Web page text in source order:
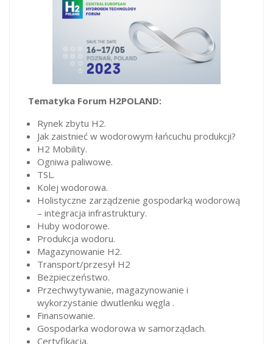
Tematyka Forum H2POLAND:
Rynek zbytu H2.
Jak zaistnieć w wodorowym łańcuchu produkcji?
H2 Mobility.
Ogniwa paliwowe.
TSL.
Kolej wodorowa.
Holistyczne zarządzenie gospodarką wodorową
– integracja infrastruktury.
Huby wodorowe.
Produkcja wodoru.
Magazynowanie H2.
Transport/przesył H2
Bezpieczeństwo.
Przechwytywanie, magazynowanie i
wykorzystanie dwutlenku węgla .
Finansowanie.
Gospodarka wodorowa w samorządach.
Certyfikacja.